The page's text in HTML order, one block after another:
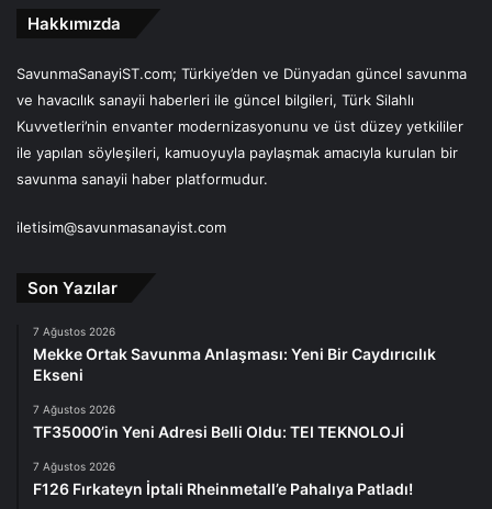
Hakkımızda
SavunmaSanayiST.com; Türkiye’den ve Dünyadan güncel savunma
ve havacılık sanayii haberleri ile güncel bilgileri, Türk Silahlı
Kuvvetleri’nin envanter modernizasyonunu ve üst düzey yetkililer
ile yapılan söyleşileri, kamuoyuyla paylaşmak amacıyla kurulan bir
savunma sanayii haber platformudur.
iletisim@savunmasanayist.com
Son Yazılar
7 Ağustos 2026
Mekke Ortak Savunma Anlaşması: Yeni Bir Caydırıcılık
Ekseni
7 Ağustos 2026
TF35000’in Yeni Adresi Belli Oldu: TEI TEKNOLOJİ
7 Ağustos 2026
F126 Fırkateyn İptali Rheinmetall’e Pahalıya Patladı!